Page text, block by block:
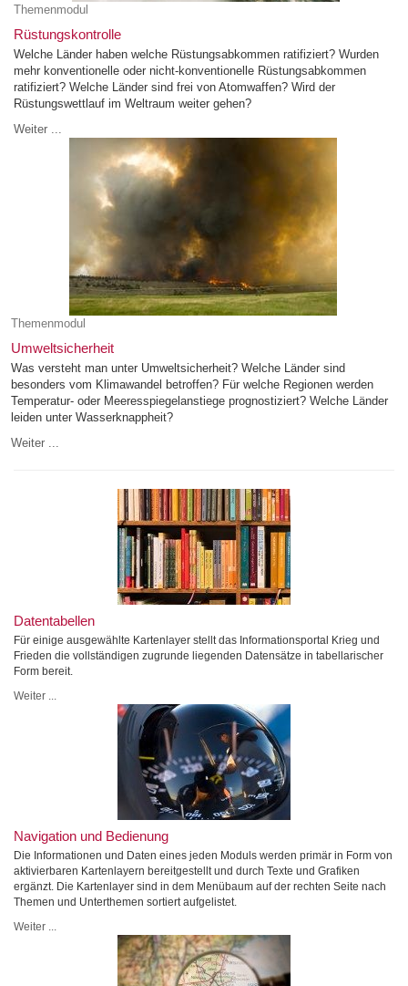
Themenmodul
Rüstungskontrolle
Welche Länder haben welche Rüstungsabkommen ratifiziert? Wurden
mehr konventionelle oder nicht-konventionelle Rüstungsabkommen
ratifiziert? Welche Länder sind frei von Atomwaffen? Wird der
Rüstungswettlauf im Weltraum weiter gehen?
Weiter ...
Themenmodul
Umweltsicherheit
Was versteht man unter Umweltsicherheit? Welche Länder sind
besonders vom Klimawandel betroffen? Für welche Regionen werden
Temperatur- oder Meeresspiegelanstiege prognostiziert? Welche Länder
leiden unter Wasserknappheit?
Weiter ...
Datentabellen
Für einige ausgewählte Kartenlayer stellt das Informationsportal Krieg und
Frieden die vollständigen zugrunde liegenden Datensätze in tabellarischer
Form bereit.
Weiter ...
Navigation und Bedienung
Die Informationen und Daten eines jeden Moduls werden primär in Form von
aktivierbaren Kartenlayern bereitgestellt und durch Texte und Grafiken
ergänzt. Die Kartenlayer sind in dem Menübaum auf der rechten Seite nach
Themen und Unterthemen sortiert aufgelistet.
Weiter ...